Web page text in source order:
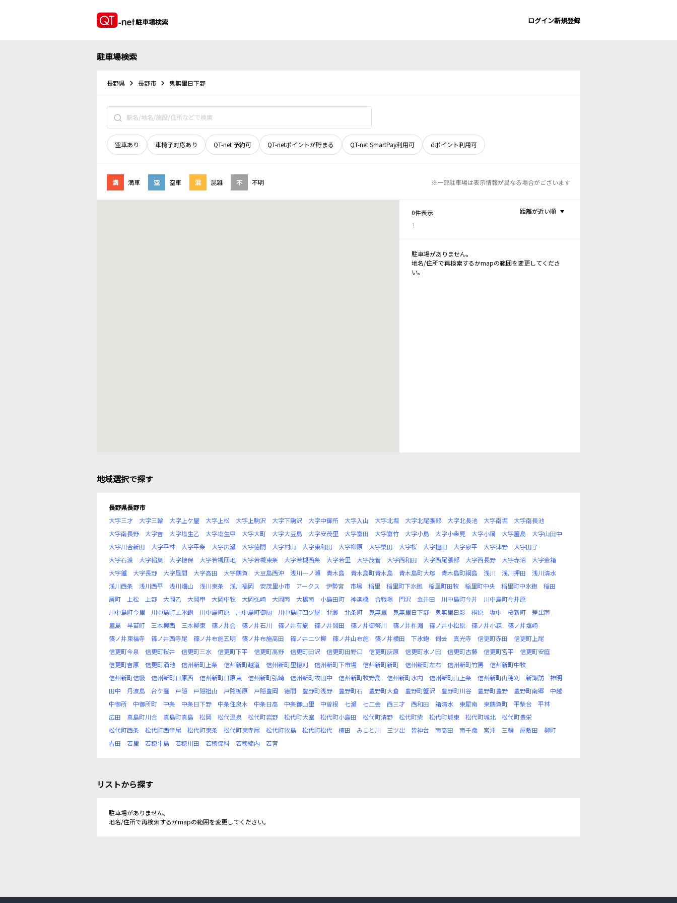
駐車場検索 ログイン新規登録
駐車場検索
長野県 長野市 鬼無里日下野
空車あり 車椅子対応あり QT-net 予約可 QT-netポイントが貯まる QT-net SmartPay利用可 dポイント利用可
満 満車 空 空車 混 混雑 不 不明 ※一部駐車場は表示情報が異なる場合がございます
0件表示
1
距離が近い順
駐車場がありません。
地名/住所で再検索するかmapの範囲を変更してくださ
い。
地域選択で探す
長野県長野市
大字三才
大字三輪 大字上ケ屋 大字上松 大字上駒沢 大字下駒沢 大字中御所 大字入山 大字北堀 大字北尾張部 大字北長池 大字南堀
大字南長池
大字南長野
大字吉 大字塩生乙 大字塩生甲 大字大町 大字大豆島 大字安茂里 大字富田 大字富竹 大字小島 大字小柴見 大字小鍋 大字屋島
大字山田中
大字川合新田
大字平林 大字平柴 大字広瀬 大字徳間 大字村山 大字東和田 大字柳原 大字栗田 大字桜 大字檀田 大字泉平 大字津野
大字田子
大字石渡
大字稲葉 大字穂保 大字若槻団地 大字若槻東条 大字若槻西条 大字若里 大字茂菅 大字西和田 大字西尾張部 大字西長野 大字赤沼
大字金箱
大字鑪
大字長野 大字風間 大字高田 大字鶴賀 大豆島西沖 浅川一ノ瀬 青木島 青木島町青木島 青木島町大塚 青木島町綱島 浅川 浅川押田
浅川清水
浅川西条
浅川西平 浅川畑山 浅川東条 浅川福岡 安茂里小市 アークス 伊勢宮 市場 稲里 稲里町下氷鉋 稲里町田牧 稲里町中央 稲里町中氷鉋
稲田
居町
上松 上野 大岡乙 大岡甲 大岡中牧 大岡弘崎 大岡丙 大橋南 小島田町 神楽橋 合戦場 門沢 金井田 川中島町今井
川中島町今井原
川中島町今里
川中島町上氷鉋 川中島町原 川中島町御厨 川中島町四ツ屋 北郷 北条町 鬼無里 鬼無里日下野 鬼無里日影 桐原 坂中 桜新町
差出南
里島
早苗町 三本柳西 三本柳東 篠ノ井会 篠ノ井石川 篠ノ井有旅 篠ノ井岡田 篠ノ井御幣川 篠ノ井杵淵 篠ノ井小松原 篠ノ井小森
篠ノ井塩崎
篠ノ井東福寺
篠ノ井西寺尾 篠ノ井布施五明 篠ノ井布施高田 篠ノ井二ツ柳 篠ノ井山布施 篠ノ井横田 下氷鉋 伺去 真光寺 信更町赤田
信更町上尾
信更町今泉
信更町桜井 信更町三水 信更町下平 信更町高野 信更町田沢 信更町田野口 信更町灰原 信更町氷ノ田 信更町古藤 信更町宮平
信更町安庭
信更町吉原
信更町涌池 信州新町上条 信州新町越道 信州新町里穂刈 信州新町下市場 信州新町新町 信州新町左右 信州新町竹房
信州新町中牧
信州新町信級
信州新町日原西 信州新町日原東 信州新町弘崎 信州新町牧田中 信州新町牧野島 信州新町水内 信州新町山上条 信州新町山穂刈 新諏訪
神明
田中
丹波島 台ケ窪 戸隠 戸隠祖山 戸隠栃原 戸隠豊岡 徳間 豊野町浅野 豊野町石 豊野町大倉 豊野町蟹沢 豊野町川谷 豊野町豊野 豊野町南郷
中越
中御所
中御所町 中条 中条日下野 中条住良木 中条日高 中条御山里 中曽根 七瀬 七二会 西三才 西和田 箱清水 東犀南 東鶴賀町 平柴台
平林
広田
真島町川合 真島町真島 松岡 松代温泉 松代町岩野 松代町大室 松代町小島田 松代町清野 松代町柴 松代町城東 松代町城北
松代町豊栄
松代町西条
松代町西寺尾 松代町東条 松代町東寺尾 松代町牧島 松代町松代 檀田 みこと川 三ツ出 皆神台 南高田 南千歳 宮沖 三輪 屋敷田
柳町
吉田
若里 若穂牛島 若穂川田 若穂保科 若穂綿内 若宮
リストから探す
駐車場がありません。
地名/住所で再検索するかmapの範囲を変更してください。